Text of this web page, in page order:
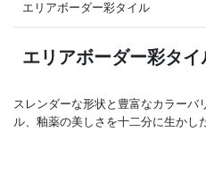
エリアボーダー彩タイル
エリアボーダー彩タイ
スレンダーな形状と豊富なカラーバ
ル、釉薬の美しさを十二分に生かし